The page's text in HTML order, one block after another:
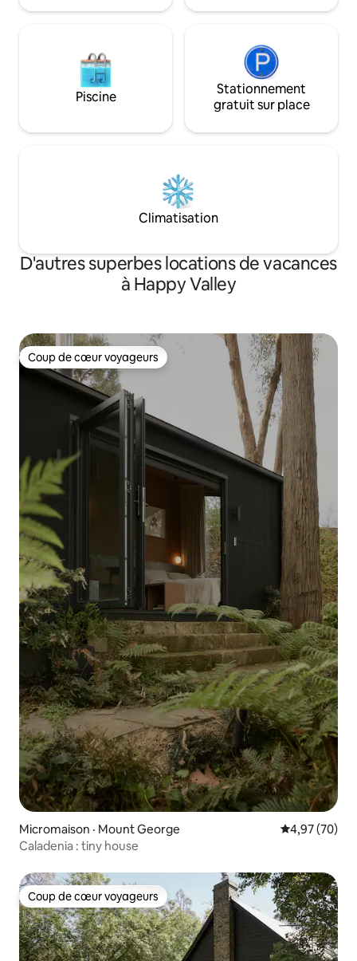
ou les loisirs.
Piscine
Stationnement
gratuit sur place
Climatisation
D'autres superbes locations de vacances
à Happy Valley
Coup de cœur voyageurs
Coup de cœur voyageurs
Micromaison · Mount George Note
4,97 (70)
Caladenia : tiny house
Coup de cœur voyageurs
Coup de cœur voyageurs